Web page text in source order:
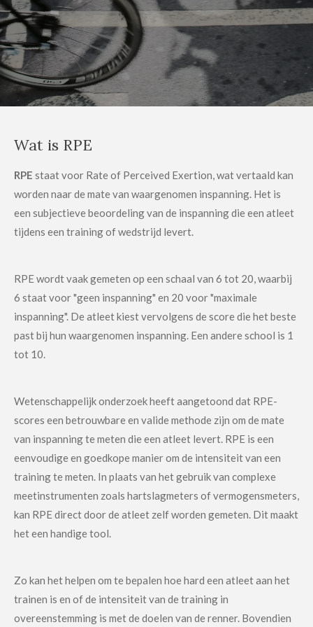
Wat is RPE
RPE staat voor Rate of Perceived Exertion, wat vertaald kan
worden naar de mate van waargenomen inspanning. Het is
een subjectieve beoordeling van de inspanning die een atleet
tijdens een training of wedstrijd levert.
RPE wordt vaak gemeten op een schaal van 6 tot 20, waarbij
6 staat voor "geen inspanning" en 20 voor "maximale
inspanning". De atleet kiest vervolgens de score die het beste
past bij hun waargenomen inspanning. Een andere school is 1
tot 10.
Wetenschappelijk onderzoek heeft aangetoond dat RPE-
scores een betrouwbare en valide methode zijn om de mate
van inspanning te meten die een atleet levert. RPE is een
eenvoudige en goedkope manier om de intensiteit van een
training te meten. In plaats van het gebruik van complexe
meetinstrumenten zoals hartslagmeters of vermogensmeters,
kan RPE direct door de atleet zelf worden gemeten. Dit maakt
het een handige tool.
Zo kan het helpen om te bepalen hoe hard een atleet aan het
trainen is en of de intensiteit van de training in
overeenstemming is met de doelen van de renner. Bovendien